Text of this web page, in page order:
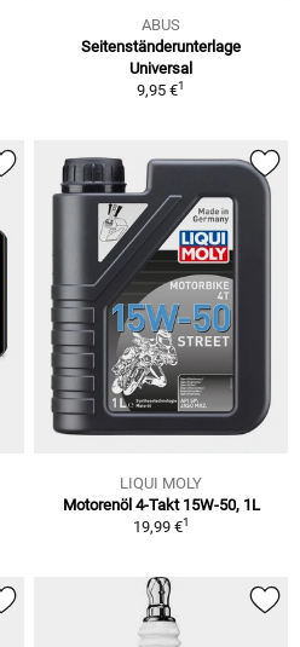
ABUS
Seitenständerunterlage
Universal
9,95 €1
LIQUI MOLY
Motorenöl 4-Takt 15W-50, 1L
19,99 €1